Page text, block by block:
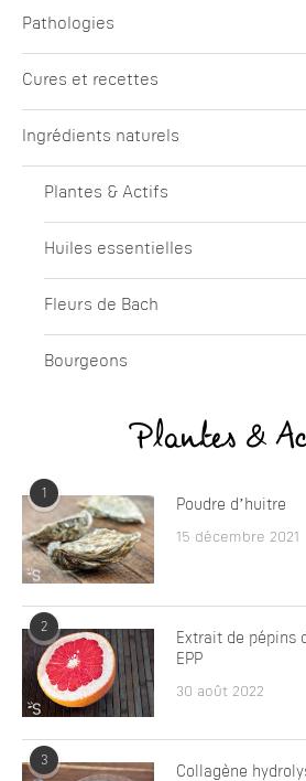
Pathologies
Cures et recettes
Ingrédients naturels
Plantes & Actifs
Huiles essentielles
Fleurs de Bach
Bourgeons
Plantes &
1
Poudre d’huitre
15 décembre 2021
2
Extrait de pépins
EPP
30 août 2022
3
Collagène